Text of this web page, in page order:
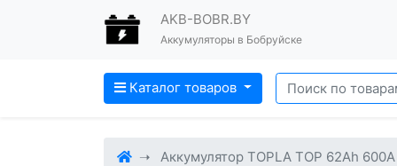
AKB-BOBR.BY
Аккумуляторы в Бобруйске
Каталог товаров
Аккумулятор TOPLA TOP 62Ah